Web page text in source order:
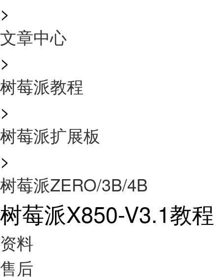
>
文章中心
>
树莓派教程
>
树莓派扩展板
>
树莓派ZERO/3B/4B
树莓派X850-V3.1教程
资料
售后